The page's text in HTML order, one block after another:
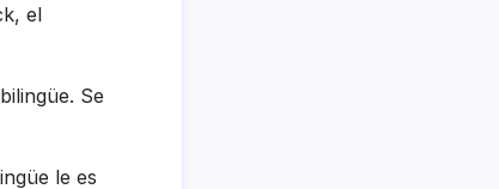
el
Se
le es